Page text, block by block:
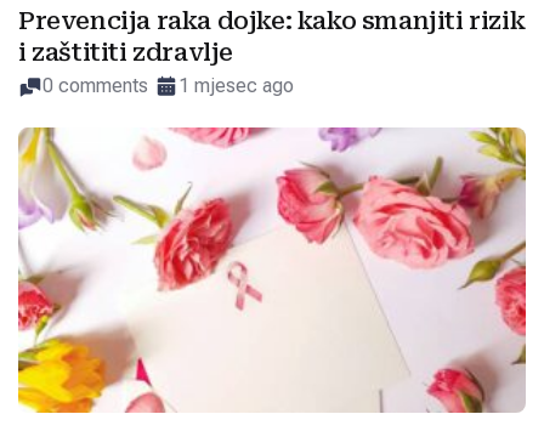
Prevencija raka dojke: kako smanjiti rizik
i zaštititi zdravlje
0 comments 1 mjesec ago